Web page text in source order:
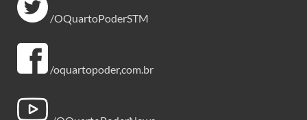
/OQuartoPoderSTM
/oquartopoder,com.br